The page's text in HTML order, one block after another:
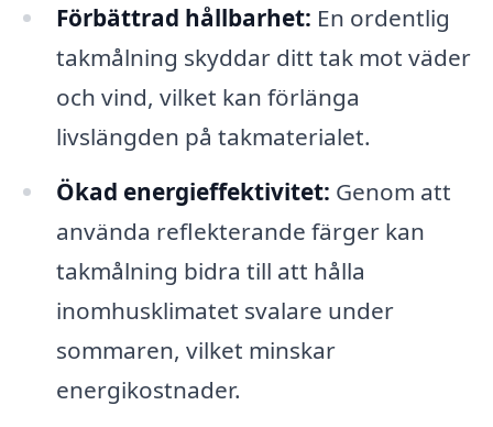
Förbättrad hållbarhet: En ordentlig
takmålning skyddar ditt tak mot väder
och vind, vilket kan förlänga
livslängden på takmaterialet.
Ökad energieffektivitet: Genom att
använda reflekterande färger kan
takmålning bidra till att hålla
inomhusklimatet svalare under
sommaren, vilket minskar
energikostnader.